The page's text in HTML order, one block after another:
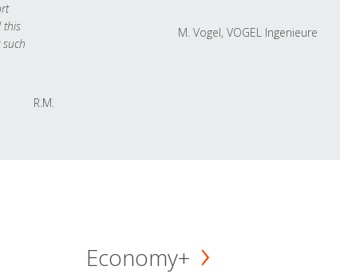
this
R.M.
M. Vogel, VOGEL Ingenieure
Economy+